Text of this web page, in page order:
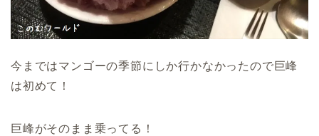
今まではマンゴーの季節にしか行かなかったので巨峰
は初めて！
巨峰がそのまま乗ってる！